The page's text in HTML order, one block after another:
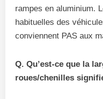
rampes en aluminium.
habituelles des
conviennent PAS aux
Q. Qu’est-ce que la
roues/chenilles